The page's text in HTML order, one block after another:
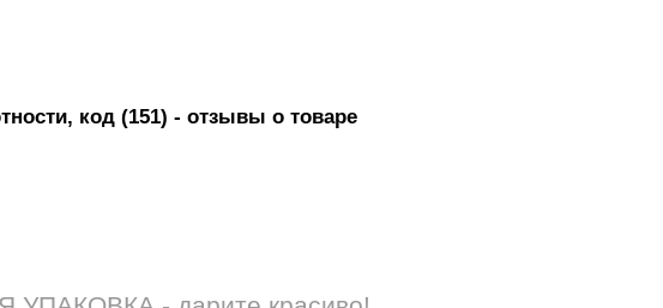
код (151) - отзывы о товаре